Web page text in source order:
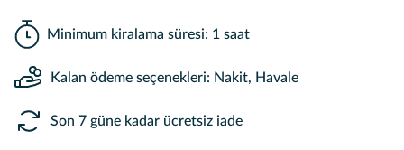
Minimum kiralama süresi: 1 saat
Kalan ödeme seçenekleri: Nakit, Havale
Son 7 güne kadar ücretsiz iade